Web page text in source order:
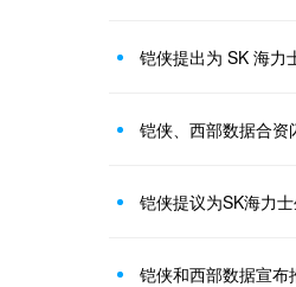
铠侠提出为 SK 海力
铠侠、西部数据合资
铠侠提议为SK海力
铠侠和西部数据宣